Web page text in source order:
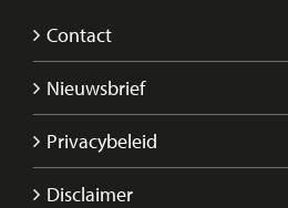
Contact
Nieuwsbrief
Privacybeleid
Disclaimer